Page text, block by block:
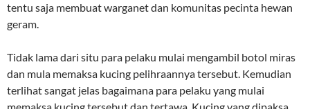
tentu saja membuat warganet dan komunitas pecinta hewan
geram.
Tidak lama dari situ para pelaku mulai mengambil botol miras
dan mula memaksa kucing pelihraannya tersebut. Kemudian
terlihat sangat jelas bagaimana para pelaku yang mulai